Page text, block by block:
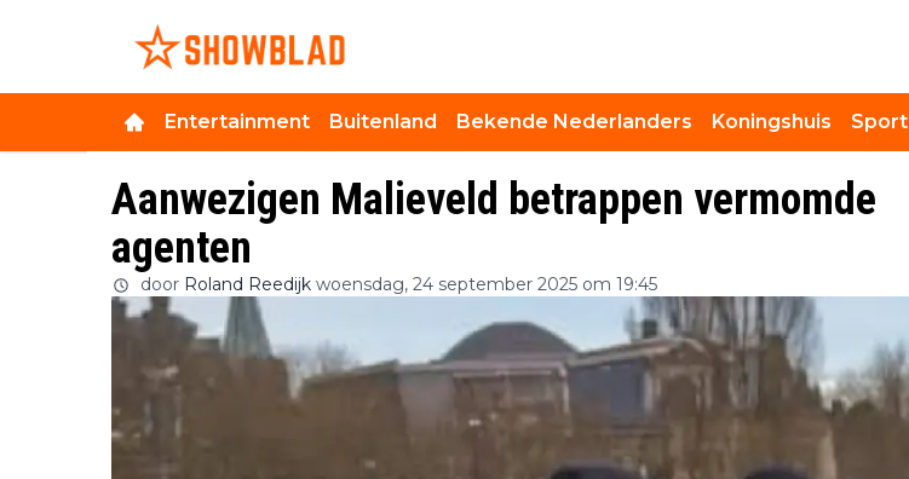
Entertainment Buitenland Bekende Nederlanders Koningshuis Sport
Aanwezigen Malieveld betrappen vermomde
agenten
door Roland Reedijk woensdag, 24 september 2025 om 19:45